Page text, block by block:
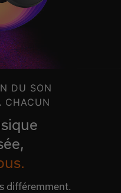
DU SON
CHACUN
différemment.